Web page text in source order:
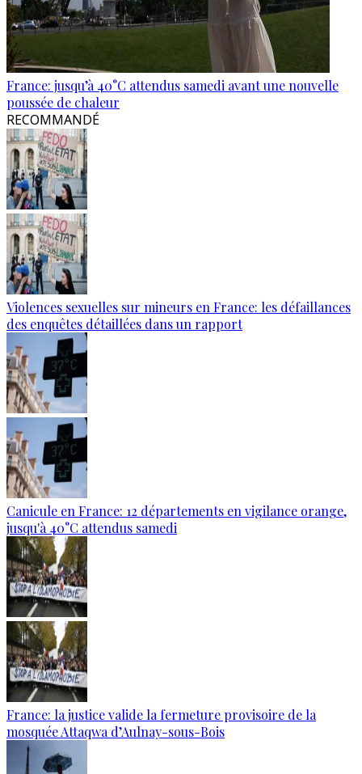
France: jusqu’à 40°C attendus samedi avant une nouvelle
poussée de chaleur
RECOMMANDÉ
Violences sexuelles sur mineurs en France: les défaillances
des enquêtes détaillées dans un rapport
Canicule en France: 12 départements en vigilance orange,
jusqu'à 40°C attendus samedi
France: la justice valide la fermeture provisoire de la
mosquée Attaqwa d’Aulnay-sous-Bois